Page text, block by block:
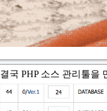
결국 PHP 소스 관리툴을